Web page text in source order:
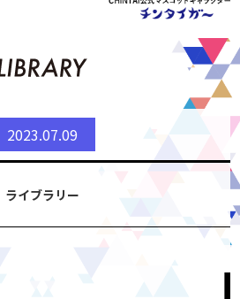
2023.07.09
ライブラリー